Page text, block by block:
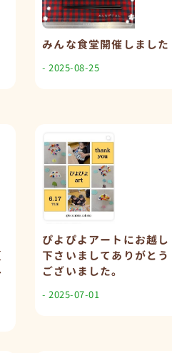
みんな食堂開催しました
- 2025-08-25
ぴよぴよアートにお越し
下さいましてありがとう
ございました｡
- 2025-07-01